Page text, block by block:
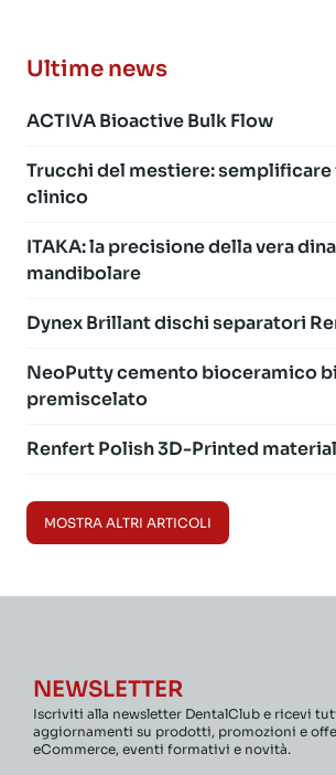
Ultime news
ACTIVA Bioactive Bulk Flow
Trucchi del mestiere:
clinico
ITAKA: la precisione della vera
mandibolare
Dynex Brillant dischi separatori
NeoPutty cemento bioceramico
premiscelato
Renfert Polish 3D-Printed
MOSTRA ALTRI ARTICOLI
NEWSLETTER
Iscriviti alla newsletter DentalClub e ricevi
aggiornamenti su prodotti, promozioni e
eCommerce, eventi formativi e novità.